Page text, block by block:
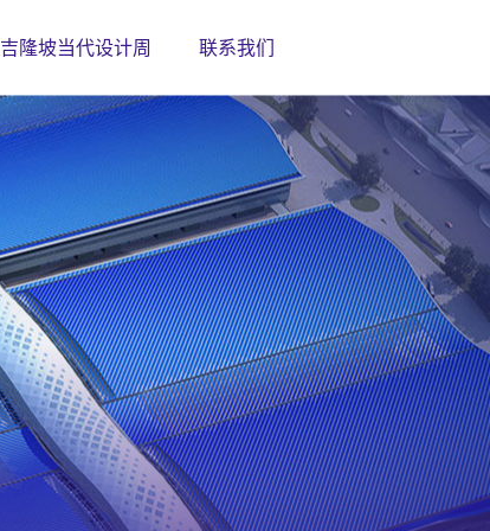
吉隆坡当代设计周 联系我们